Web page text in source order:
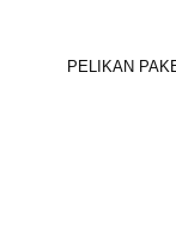
PELIKAN